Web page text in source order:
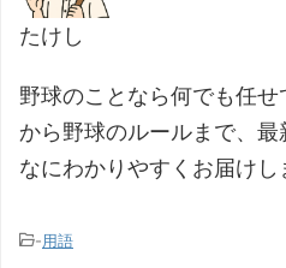
たけし
野球のことなら何でも任
から野球のルールまで、
なにわかりやすくお届けし
-用語